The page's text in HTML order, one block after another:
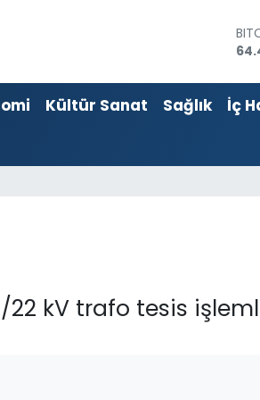
Kültür Sanat Sağlık İç
22 kV trafo tesis